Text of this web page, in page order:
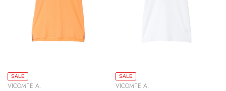
SALE
VICOMTE A.
SALE
VICOMTE A.